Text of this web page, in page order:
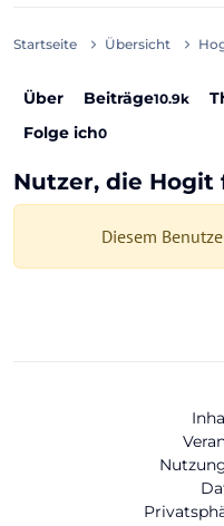
Startseite Übersicht
Über Beiträge10.9k
Folge ich0
Nutzer, die Hogit
Diesem